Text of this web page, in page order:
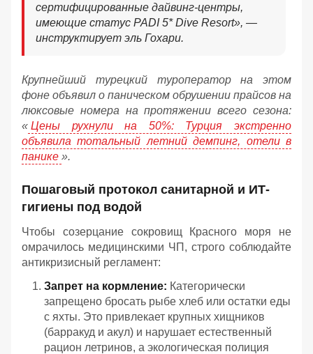
сертифицированные дайвинг-центры,
имеющие статус PADI 5* Dive Resort», —
инструктирует эль Гохари.
Крупнейший турецкий туроператор на этом
фоне объявил о паническом обрушении прайсов на
люксовые номера на протяжении всего сезона:
« Цены рухнули на 50%: Турция экстренно
объявила тотальный летний демпинг, отели в
панике ».
Пошаговый протокол санитарной и ИТ-
гигиены под водой
Чтобы созерцание сокровищ Красного моря не
омрачилось медицинскими ЧП, строго соблюдайте
антикризисный регламент:
Запрет на кормление: Категорически
запрещено бросать рыбе хлеб или остатки еды
с яхты. Это привлекает крупных хищников
(барракуд и акул) и нарушает естественный
рацион летринов, а экологическая полиция